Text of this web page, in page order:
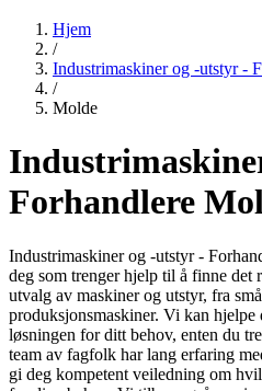
Hjem
/
Industrimaskiner og -utstyr -
/
Molde
Forhandlere
Industrimaskiner og -utstyr -
deg som trenger hjelp til å finne det
utvalg av maskiner og utstyr, fra
produksjonsmaskiner. Vi kan
løsningen for ditt behov, enten du
team av fagfolk har lang erfaring
gi deg kompetent veiledning om